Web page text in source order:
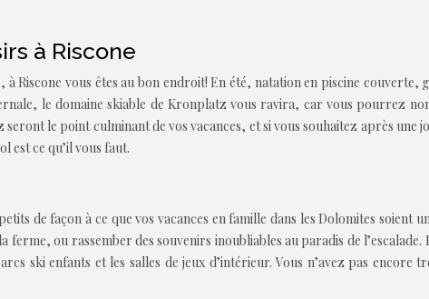
à Riscone
Riscone vous êtes au bon endroit! En été, natation en piscine
le domaine skiable de Kronplatz vous ravira, car vous pourrez
le point culminant de vos vacances, et si vous souhaitez après une
est ce qu’il vous faut.
de façon à ce que vos vacances en famille dans les Dolomites soient
ou rassember des souvenirs inoubliables au paradis de
ski enfants et les salles de jeux d’intérieur. Vous n’avez pas encore